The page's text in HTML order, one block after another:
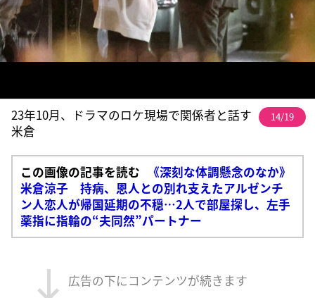
23年10月、ドラマのロケ現場で関係者と話す
米倉
14/19
この画像の記事を読む
《深刻な体調懸念のなか》
米倉涼子 持病、恩人との別れ支えたアルゼンチ
ン人恋人が帰国延期の不穏…2人で部屋探し、左手
薬指に指輪の“夫同然”パートナー
広告の下にコンテンツが続きます